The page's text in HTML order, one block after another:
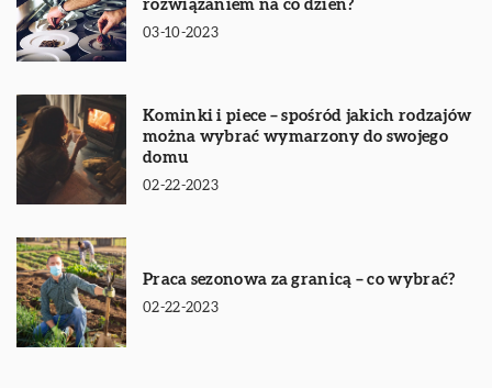
rozwiązaniem na co dzień?
03-10-2023
Kominki i piece – spośród jakich rodzajów
można wybrać wymarzony do swojego
domu
02-22-2023
Praca sezonowa za granicą – co wybrać?
02-22-2023